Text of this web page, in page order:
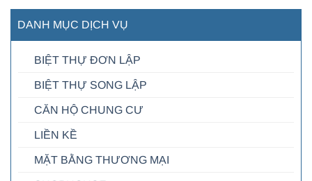
DANH MỤC DỊCH VỤ
BIỆT THỰ ĐƠN LẬP
BIỆT THỰ SONG LẬP
CĂN HỘ CHUNG CƯ
LIỀN KỀ
MẶT BẰNG THƯƠNG MẠI